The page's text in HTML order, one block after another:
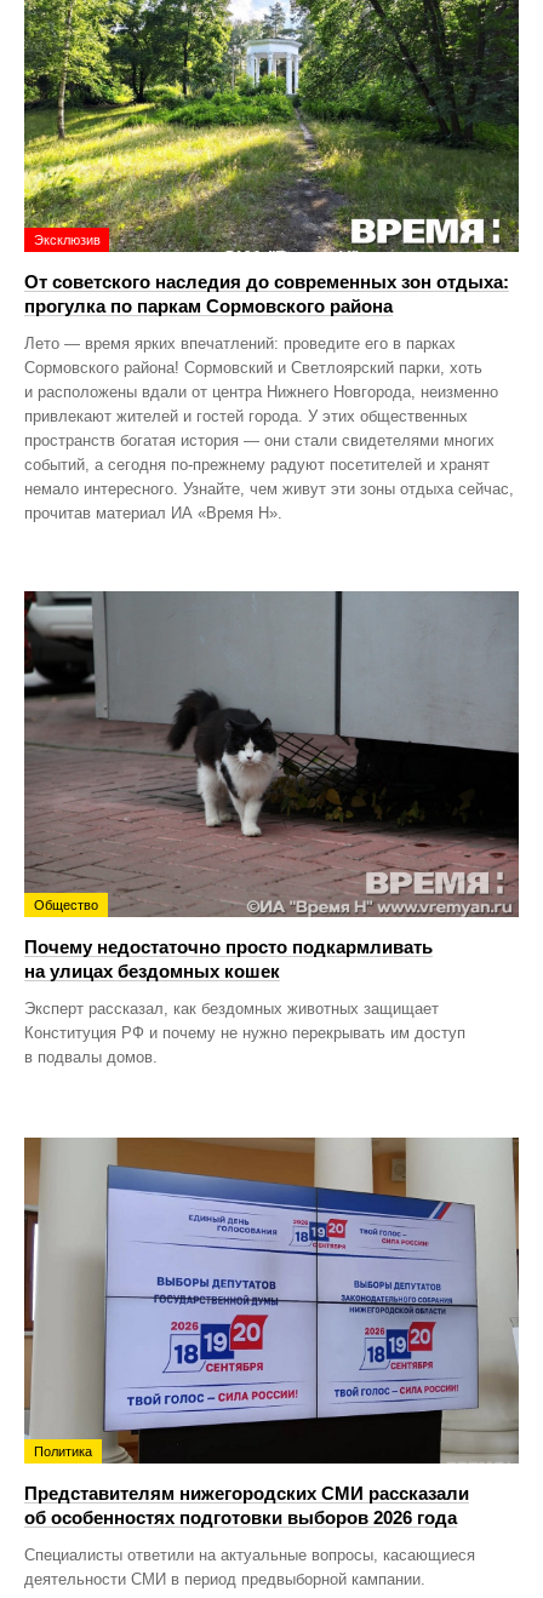
Эксклюзив
От советского наследия до современных зон отдыха:
прогулка по паркам Сормовского района
Лето — время ярких впечатлений: проведите его в парках
Сормовского района! Сормовский и Светлоярский парки, хоть
и расположены вдали от центра Нижнего Новгорода, неизменно
привлекают жителей и гостей города. У этих общественных
пространств богатая история — они стали свидетелями многих
событий, а сегодня по‑прежнему радуют посетителей и хранят
немало интересного. Узнайте, чем живут эти зоны отдыха сейчас,
прочитав материал ИА «Время Н».
Общество
Почему недостаточно просто подкармливать
на улицах бездомных кошек
Эксперт рассказал, как бездомных животных защищает
Конституция РФ и почему не нужно перекрывать им доступ
в подвалы домов.
Политика
Представителям нижегородских СМИ рассказали
об особенностях подготовки выборов 2026 года
Специалисты ответили на актуальные вопросы, касающиеся
деятельности СМИ в период предвыборной кампании.